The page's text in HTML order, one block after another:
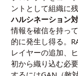
ントとして組織に
ハルシネーション
情報を確信を持っ
的に発生し得る。
レイヤーの追加、
初から織り込む必